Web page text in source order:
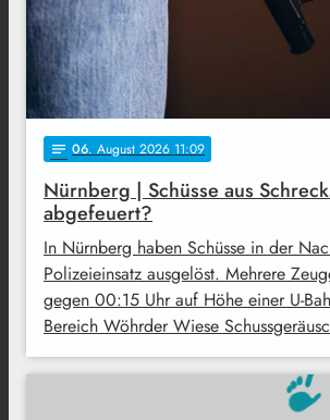
notes 06. August 2026 11:09
Nürnberg | Schüsse aus
abgefeuert?
In Nürnberg haben Schüsse in der
Polizeieinsatz ausgelöst. Mehrere
gegen 00:15 Uhr auf Höhe einer U-
Bereich Wöhrder Wiese